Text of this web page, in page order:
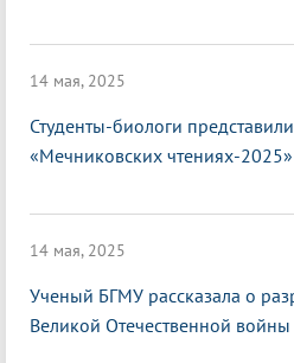
14 мая, 2025
Студенты-биологи
«Мечниковских чтениях-2025»
14 мая, 2025
Ученый БГМУ рассказала о
Великой Отечественной войны